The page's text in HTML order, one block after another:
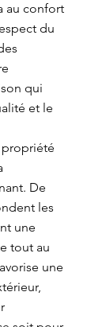
au confort
du
qui
et le
De
les
une
tout au
une